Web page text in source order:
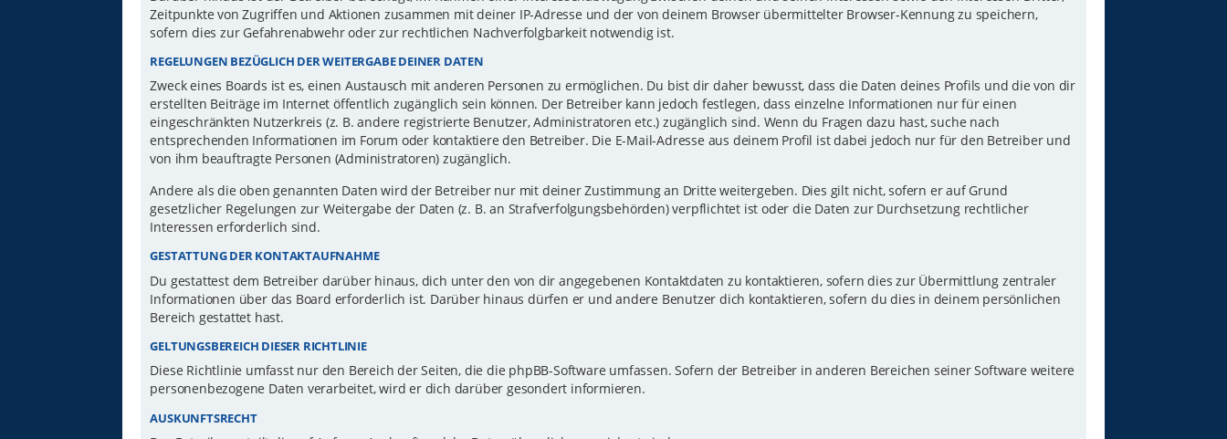
Zeitpunkte von Zugriffen und Aktionen zusammen mit deiner IP-Adresse und der von deinem Browser übermittelter Browser-Kennung zu speichern,
sofern dies zur Gefahrenabwehr oder zur rechtlichen Nachverfolgbarkeit notwendig ist.
REGELUNGEN BEZÜGLICH DER WEITERGABE DEINER DATEN
Zweck eines Boards ist es, einen Austausch mit anderen Personen zu ermöglichen. Du bist dir daher bewusst, dass die Daten deines Profils und die von dir
erstellten Beiträge im Internet öffentlich zugänglich sein können. Der Betreiber kann jedoch festlegen, dass einzelne Informationen nur für einen
eingeschränkten Nutzerkreis (z. B. andere registrierte Benutzer, Administratoren etc.) zugänglich sind. Wenn du Fragen dazu hast, suche nach
entsprechenden Informationen im Forum oder kontaktiere den Betreiber. Die E-Mail-Adresse aus deinem Profil ist dabei jedoch nur für den Betreiber und
von ihm beauftragte Personen (Administratoren) zugänglich.
Andere als die oben genannten Daten wird der Betreiber nur mit deiner Zustimmung an Dritte weitergeben. Dies gilt nicht, sofern er auf Grund
gesetzlicher Regelungen zur Weitergabe der Daten (z. B. an Strafverfolgungsbehörden) verpflichtet ist oder die Daten zur Durchsetzung rechtlicher
Interessen erforderlich sind.
GESTATTUNG DER KONTAKTAUFNAHME
Du gestattest dem Betreiber darüber hinaus, dich unter den von dir angegebenen Kontaktdaten zu kontaktieren, sofern dies zur Übermittlung zentraler
Informationen über das Board erforderlich ist. Darüber hinaus dürfen er und andere Benutzer dich kontaktieren, sofern du dies in deinem persönlichen
Bereich gestattet hast.
GELTUNGSBEREICH DIESER RICHTLINIE
Diese Richtlinie umfasst nur den Bereich der Seiten, die die phpBB-Software umfassen. Sofern der Betreiber in anderen Bereichen seiner Software weitere
personenbezogene Daten verarbeitet, wird er dich darüber gesondert informieren.
AUSKUNFTSRECHT